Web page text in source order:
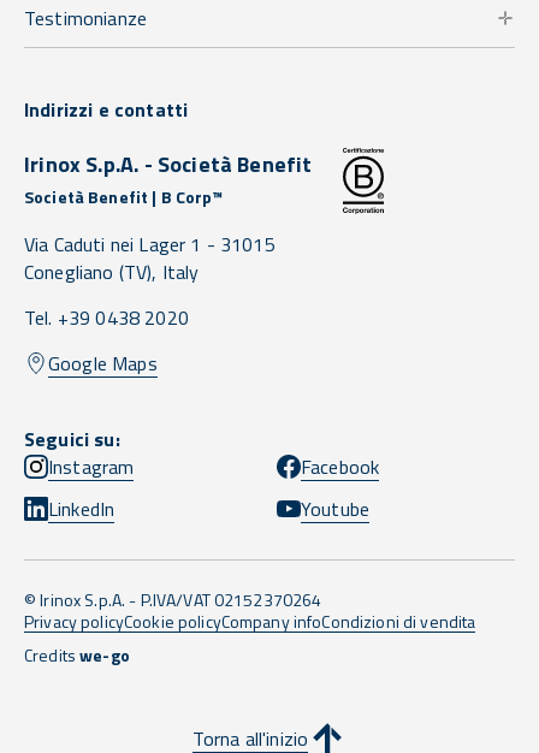
Testimonianze
Indirizzi e contatti
Irinox S.p.A. - Società Benefit
Società Benefit | B Corp™
Via Caduti nei Lager 1 - 31015
Conegliano (TV), Italy
Tel. +39 0438 2020
Google Maps
Seguici su:
Instagram
Facebook
LinkedIn
Youtube
© Irinox S.p.A. - P.IVA/VAT 02152370264
Privacy policyCookie policyCompany infoCondizioni di vendita
Creditswe-go
Torna all'inizio